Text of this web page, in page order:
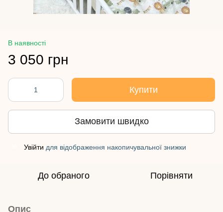
В наявності
3 050 грн
Купити
Замовити швидко
Увійти для відображення накопичувальної знижки
До обраного Порівняти
Опис